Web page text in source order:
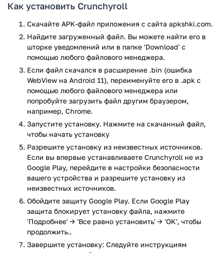
популярных до менее известных. Вы сможете найти такие
аниме, как "Истребитель демонов", "Такт. Опус Дестини",
"Драгон Квест: Приключения Дая", "Платиновый исход",
"Лучший в мире ассасин переродился в другом мире
аристократом", "86 ВОСЕМЬДЕСЯТ ШЕСТЬ" и множество
других. Независимо от того, являетесь ли вы новичком или
прожженным фанатом аниме, в Crunchyroll всегда
найдется сериал, который вам понравится.
Преимущества подписки на
Crunchyroll Премиум
Crunchyroll предлагает возможность оформить подписку на
Crunchyroll Премиум, которая дает ряд преимуществ:
Отсутствие рекламы - вы сможете смотреть аниме
без прерываний;
Новые эпизоды через час после выхода в Японии - вы
всегда будете в курсе последних событий;
Просмотр на 4 устройствах одновременно - вы
сможете делиться подпиской с друзьями и семьей;
Офлайн просмотр - вы сможете скачивать эпизоды и
смотреть их без доступа к интернету.
Как установить Crunchyroll
Скачайте APK-файл приложения с сайта apkshki.com.
Найдите загруженный файл. Вы можете найти его в
шторке уведомлений или в папке 'Download' с
помощью любого файлового менеджера.
Если файл скачался в расширение .bin (ошибка
WebView на Android 11), переименуйте его в .apk с
помощью любого файлового менеджера или
попробуйте загрузить файл другим браузером,
например, Chrome.
Запустите установку. Нажмите на скачанный файл,
чтобы начать установку
Разрешите установку из неизвестных источников.
Если вы впервые устанавливаете Crunchyroll не из
Google Play, перейдите в настройки безопасности
вашего устройства и разрешите установку из
неизвестных источников.
Обойдите защиту Google Play. Если Google Play
защита блокирует установку файла, нажмите
'Подробнее' → 'Все равно установить' → 'OK', чтобы
продолжить..
Завершите установку: Следуйте инструкциям